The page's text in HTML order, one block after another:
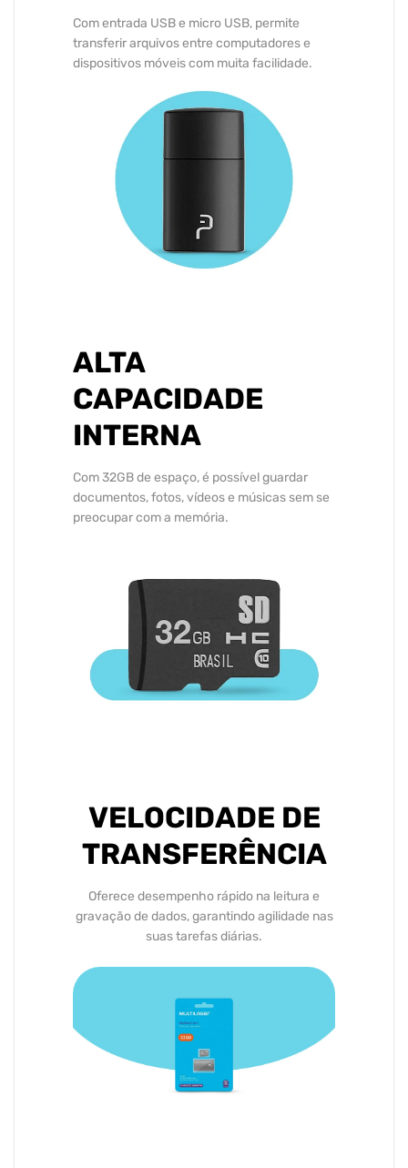
Com entrada USB e micro USB, permite
transferir arquivos entre computadores e
dispositivos móveis com muita facilidade.
ALTA
CAPACIDADE
INTERNA
Com 32GB de espaço, é possível guardar
documentos, fotos, vídeos e músicas sem se
preocupar com a memória.
VELOCIDADE DE
TRANSFERÊNCIA
Oferece desempenho rápido na leitura e
gravação de dados, garantindo agilidade nas
suas tarefas diárias.